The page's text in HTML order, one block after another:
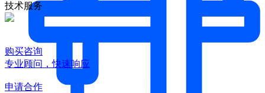
技术服务
购买咨询
专业顾问，快速响应
申请合作